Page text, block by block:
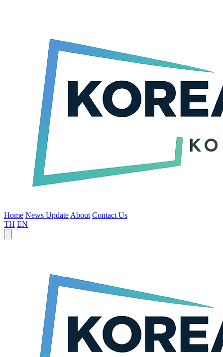
Home News Update About Contact Us
TH EN